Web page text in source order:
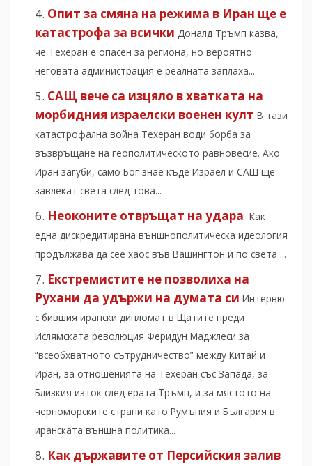
Опит за смяна на режима в Иран ще е
катастрофа за всички Доналд Тръмп казва,
че Техеран е опасен за региона, но вероятно
неговата администрация е реалната заплаха...
САЩ вече са изцяло в хватката на
морбидния израелски военен култ В тази
катастрофална война Техеран води борба за
възвръщане на геополитическото равновесие. Ако
Иран загуби, само Бог знае къде Израел и САЩ ще
завлекат света след това...
Неоконите отвръщат на удара Как
една дискредитирана външнополитическа идеология
продължава да сее хаос във Вашингтон и по света ...
Екстремистите не позволиха на
Рухани да удържи на думата си Интервю
с бившия ирански дипломат в Щатите преди
Ислямската революция Феридун Маджлеси за
“всеобхватното сътрудничество” между Китай и
Иран, за отношенията на Техеран със Запада, за
Близкия изток след ерата Тръмп, и за мястото на
черноморските страни като Румъния и България в
иранската външна политика...
Как държавите от Персийския залив